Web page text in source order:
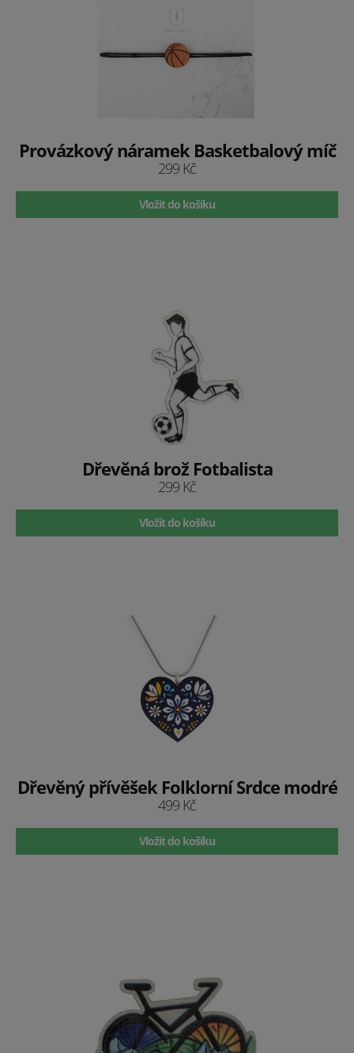
Provázkový náramek Basketbalový míč
299 Kč
Vložit do košíku
Dřevěná brož Fotbalista
299 Kč
Vložit do košíku
Dřevěný přívěšek Folklorní Srdce modré
499 Kč
Vložit do košíku